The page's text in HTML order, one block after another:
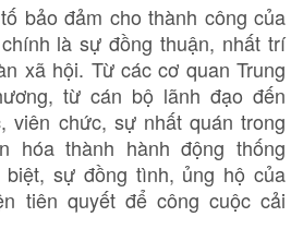
bảo đảm cho thành công của
là sự đồng thuận, nhất trí
xã hội. Từ các cơ quan Trung
từ cán bộ lãnh đạo đến
viên chức, sự nhất quán trong
hóa thành hành động thống
sự đồng tình, ủng hộ của
tiên quyết để công cuộc cải